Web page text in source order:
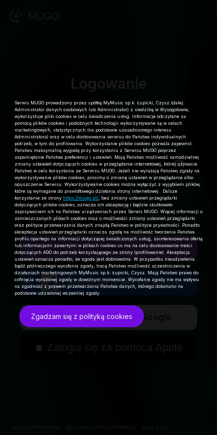
Logowanie
Login
Hasło
Zapomniałeś hasła?
Zarejestruj się
Prześlij ponownie e-mail potwierdzający
Zaloguj
Zaloguj się przez Facebook
Zaloguj się przez Google
 Zaloguj się za pomocą Apple
POLITYKA PRYWATNOŚĆ REGULAMIN KONTA UŻYTKOWNIKA
Serwis MUGO prowadzony przez spółkę MyMusic sp.k. Łupicki, Czysz (dalej:
Administrator danych osobowych lub Administrator) z siedzibą w Wysogotowie,
wykorzystuje pliki cookies w celu świadczenia usług. Informacje odczytane za
pomocą plików cookies i podobnych technologii wykorzystywane są w celach
marketingowych, statystycznych (na podstawie uzasadnionego interesu
Administratora) oraz w celu dostosowania serwisu do Państwa indywidualnych
potrzeb, w tym do profilowania. Wykorzystanie plików cookies pozwala zapewnić
Państwu maksymalną wygodę przy korzystaniu z Serwisu MUGO poprzez
zapamiętanie Państwa preferencji i ustawień. Mają Państwo możliwość samodzielnej
zmiany ustawień dotyczących cookies w przeglądarce internetowej, której używacie
Państwo w celu korzystania ze Serwisu MUGO. Jeżeli nie wyrażają Państwo zgody na
wykorzystywanie plików cookies, prosimy o zmianę ustawień w przeglądarce albo
opuszczenie Serwisu. Wykorzystywanie cookies można wyłączyć z wyjątkiem plików,
które są wymagane do prawidłowego działania strony internetowej. Dalsze
korzystanie ze strony https://mugo.pl/ , bez zmiany ustawień przeglądarki
dotyczących plików cookies, oznacza ich akceptację i będzie skutkowało
zapisywaniem ich na Państwa urządzeniach przez Serwis MUGO. Więcej informacji o
zamieszczanych plikach cookies oraz o możliwości zmiany ustawień przeglądarki
oraz polityce przetwarzania danych znajdą Państwo w polityce prywatności. Ponadto
akceptacja ustawień przeglądarki oznacza zgodę na możliwość tworzenia Państwa
profilu opartego na informacji dotyczącej świadczonych usług, zainteresowania ofertą
lub informacjami zawartymi w plikach cookies co ma na celu dostosowanie treści
dotyczących ADO do potrzeb korzystającego ze strony (profilowanie). Akceptacja
ustawień oznacza ponadto, że zgoda jest dobrowolna. W przypadku nieudzielenia
bądź późniejszego wycofania zgody, tracą Państwo możliwość uczestniczenia w
działaniach marketingowych MyMusic sp.k. Łupicki, Czysz. Mają Państwo prawo do
cofnięcia wyrażonej zgody w dowolnym momencie. Wycofanie zgody nie ma wpływu
na zgodność z prawem przetwarzania Państwa danych, którego dokonano na
podstawie udzielonej wcześniej zgody.
Zgadzam się z polityką cookies